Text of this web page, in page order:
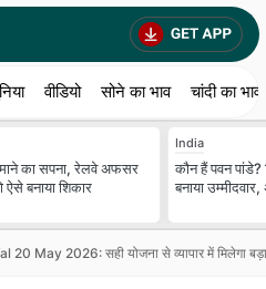
वीडियो सोने का भाव चांदी का भाव
का सपना, रेलवे अफसर
ऐसे बनाया शिकार
India
कौन हैं पवन
बनाया
May 2026: सही योजना से व्यापार में मिलेगा